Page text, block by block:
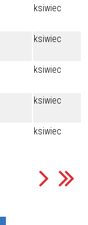
ksiwiec
ksiwiec
ksiwiec
ksiwiec
ksiwiec